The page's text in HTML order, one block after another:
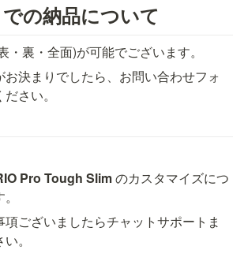
の納品について
・裏・全面)が可能でございます。
決まりでしたら、お問い合わせフォ
さい。
Pro Tough Slim のカスタマイズにつ
ございましたらチャットサポートま
。